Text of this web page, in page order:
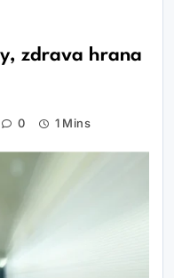
zdrava hrana
0 1 Mins